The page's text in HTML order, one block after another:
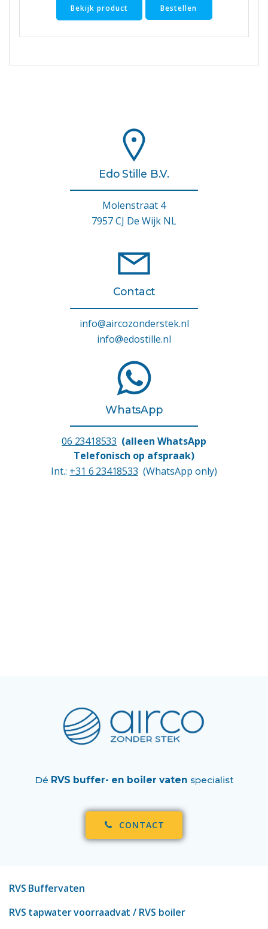
Bekijk product Bestellen
Edo Stille B.V.
Molenstraat 4
7957 CJ De Wijk NL
Contact
info@aircozonderstek.nl
info@edostille.nl
WhatsApp
06 23418533 (alleen WhatsApp
Telefonisch op afspraak)
Int.: +31 6 23418533 (WhatsApp only)
Dé RVS buffer- en boiler vaten specialist
CONTACT
RVS Buffervaten
RVS tapwater voorraadvat / RVS boiler